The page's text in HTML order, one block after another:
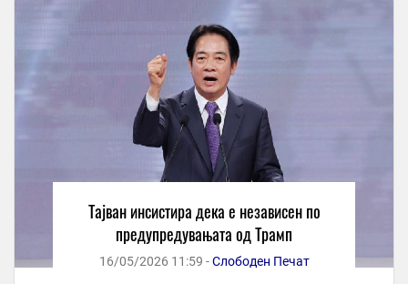
Тајван инсистира дека е независен по
предупредувањата од Трамп
16/05/2026 11:59 -Слободен Печат